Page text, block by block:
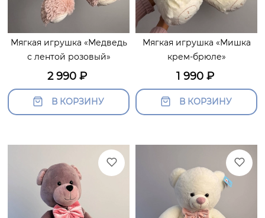
Мягкая игрушка «Медведь
с лентой розовый»
2 990 ₽
В КОРЗИНУ
Мягкая игрушка «Мишка
крем-брюле»
1 990₽
В КОРЗИНУ